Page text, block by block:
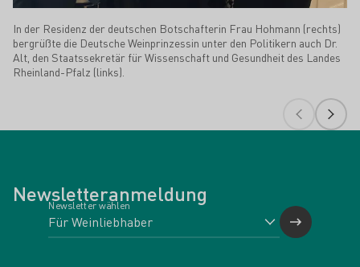
In der Residenz der deutschen Botschafterin Frau Hohmann (rechts)
bergrüßte die Deutsche Weinprinzessin unter den Politikern auch Dr.
Alt, den Staatssekretär für Wissenschaft und Gesundheit des Landes
Rheinland-Pfalz (links).
Newsletteranmeldung
Newsletter wählen